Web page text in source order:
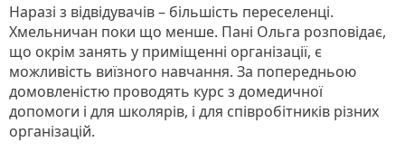
Наразі з відвідувачів – більшість переселенці.
Хмельничан поки що менше. Пані Ольга розповідає,
що окрім занять у приміщенні організації, є
можливість виїзного навчання. За попередньою
домовленістю проводять курс з домедичної
допомоги і для школярів, і для співробітників різних
організацій.